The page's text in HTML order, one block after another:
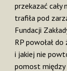
przekazać cały
trafiła pod
Fundacji
RP powołał
i jakiej nie
pomost między